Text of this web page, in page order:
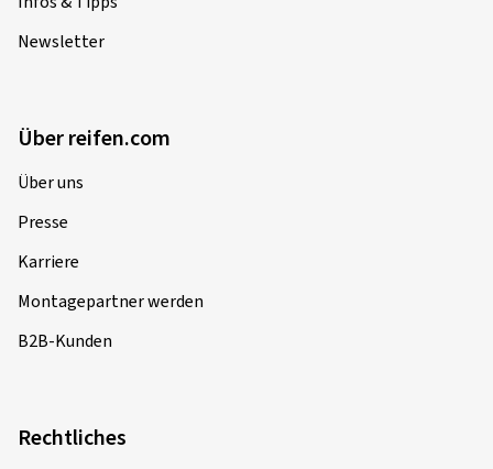
Newsletter
Über reifen.com
Über uns
Presse
Karriere
Montagepartner werden
B2B-Kunden
Rechtliches